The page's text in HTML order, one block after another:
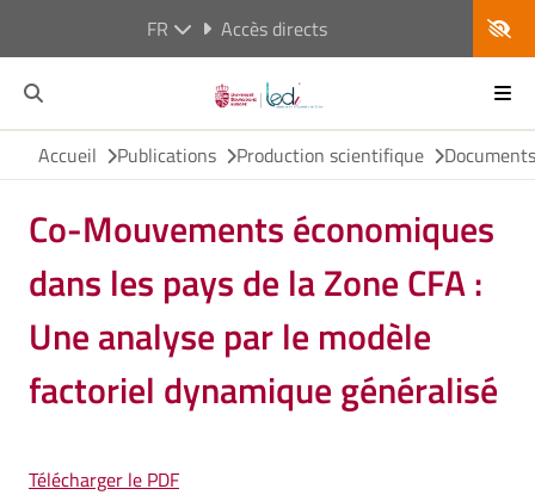
FR Accès directs
Accueil Publications Production scientifique
Co-Mouvements économiques
dans les pays de la Zone CFA :
Une analyse par le modèle
factoriel dynamique généralisé
Télécharger le PDF